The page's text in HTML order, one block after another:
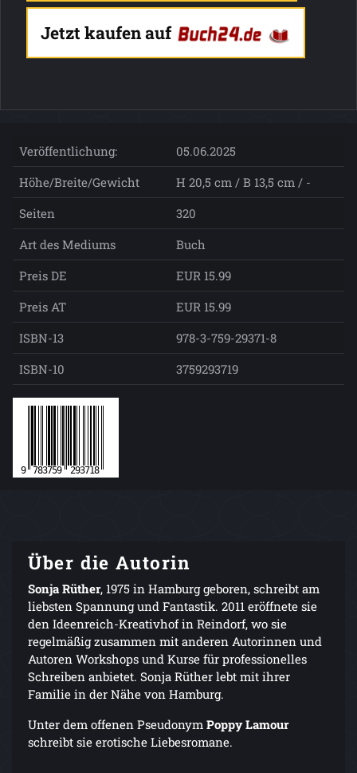
Jetzt kaufen auf
Veröffentlichung:
05.06.2025
Höhe/Breite/Gewicht
H 20,5 cm / B 13,5 cm / -
Seiten
320
Art des Mediums
Buch
Preis DE
EUR 15.99
Preis AT
EUR 15.99
ISBN-13
978-3-759-29371-8
ISBN-10
3759293719
Über die Autorin
Sonja Rüther, 1975 in Hamburg geboren, schreibt am
liebsten Spannung und Fantastik. 2011 eröffnete sie
den Ideenreich-Kreativhof in Reindorf, wo sie
regelmäßig zusammen mit anderen Autorinnen und
Autoren Workshops und Kurse für professionelles
Schreiben anbietet. Sonja Rüther lebt mit ihrer
Familie in der Nähe von Hamburg.
Unter dem offenen Pseudonym Poppy Lamour
schreibt sie erotische Liebesromane.